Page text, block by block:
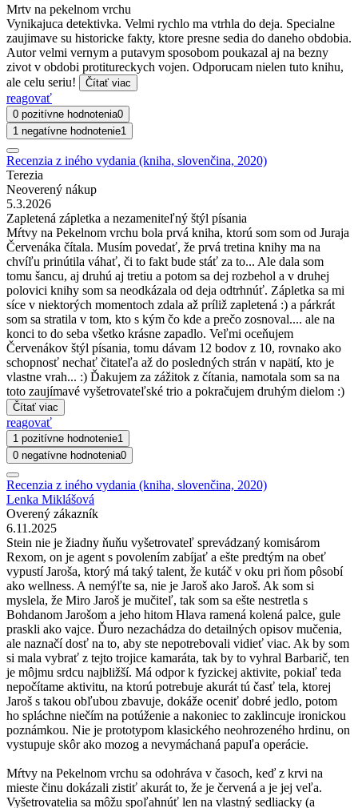
Mrtv na pekelnom vrchu
Vynikajuca detektivka. Velmi rychlo ma vtrhla do deja. Specialne
zaujimave su historicke fakty, ktore presne sedia do daneho obdobia.
Autor velmi vernym a putavym sposobom poukazal aj na bezny
zivot v obdobi protitureckych vojen. Odporucam nielen tuto knihu,
ale celu seriu!
Čítať viac
reagovať
0 pozitívne hodnotenia0
1 negatívne hodnotenie1
Recenzia z iného vydania (kniha, slovenčina, 2020)
Terezia
Neoverený nákup
5.3.2026
Zapletená zápletka a nezameniteľný štýl písania
Mŕtvy na Pekelnom vrchu bola prvá kniha, ktorú som som od Juraja
Červenáka čítala. Musím povedať, že prvá tretina knihy ma na
chvíľu prinútila váhať, či to fakt bude stáť za to... Ale dala som
tomu šancu, aj druhú aj tretiu a potom sa dej rozbehol a v druhej
polovici knihy som sa neodkázala od deja odtrhnúť. Zápletka sa mi
síce v niektorých momentoch zdala až príliž zapletená :) a párkrát
som sa stratila v tom, kto s kým čo kde a prečo zosnoval.... ale na
konci to do seba všetko krásne zapadlo. Veľmi oceňujem
Červenákov štýl písania, tomu dávam 12 bodov z 10, rovnako ako
schopnosť nechať čitateľa až do posledných strán v napätí, kto je
vlastne vrah... :) Ďakujem za zážitok z čítania, namotala som sa na
toto zaujímavé vyšetrovateľské trio a pokračujem druhým dielom :)
Čítať viac
reagovať
1 pozitívne hodnotenie1
0 negatívne hodnotenia0
Recenzia z iného vydania (kniha, slovenčina, 2020)
Lenka Miklášová
Overený zákazník
6.11.2025
Stein nie je žiadny ňuňu vyšetrovateľ sprevádzaný komisárom
Rexom, on je agent s povolením zabíjať a ešte predtým na obeť
vypustí Jaroša, ktorý má taký talent, že kutáč v oku pri ňom pôsobí
ako wellness. A nemýľte sa, nie je Jaroš ako Jaroš. Ak som si
myslela, že Miro Jaroš je mučiteľ, tak som sa ešte nestretla s
Bohdanom Jarošom a jeho hitom Hlava ramená kolená palce, gule
praskli ako vajce. Ďuro nezachádza do detailných opisov mučenia,
ale naznačí dosť na to, aby ste nepotrebovali vidieť viac. Ak by som
si mala vybrať z tejto trojice kamaráta, tak by to vyhral Barbarič, ten
je môjmu srdcu najbližší. Má odpor k fyzickej aktivite, pokiaľ teda
nepočítame aktivitu, na ktorú potrebuje akurát tú časť tela, ktorej
Jaroš s takou obľubou zbavuje, dokáže oceniť dobré jedlo, potom
ho spláchne niečím na potúženie a nakoniec to zaklincuje ironickou
poznámkou. Nie je prototypom klasického neohrozeného hrdinu, on
vystupuje skôr ako mozog a nevymáchaná papuľa operácie.
Mŕtvy na Pekelnom vrchu sa odohráva v časoch, keď z krvi na
mieste činu dokázali zistiť akurát to, že je červená a je jej veľa.
Vyšetrovatelia sa môžu spoľahnúť len na vlastný sedliacky (a